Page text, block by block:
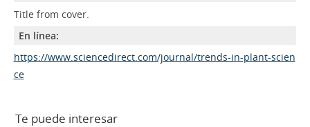
Title from cover.
En línea:
https://www.sciencedirect.com/journal/trends-in-plant-scien
ce
Te puede interesar